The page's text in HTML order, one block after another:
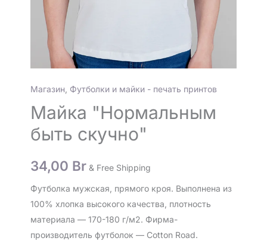
Магазин Футболки и майки - печать принтов
Майка "Нормальным
быть скучно"
34,00 Br & Free Shipping
Футболка мужская, прямого кроя. Выполнена из
100% хлопка высокого качества, плотность
материала — 170-180 г/м2. Фирма-
производитель футболок — Cotton Road.